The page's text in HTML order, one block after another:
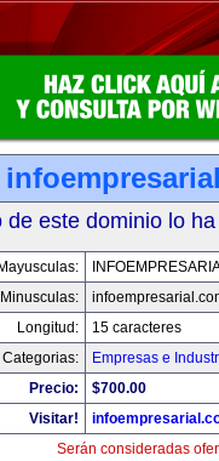
de este dominio lo
Mayusculas:
Minusculas:
Longitud:
15 caracteres
Categorias:
Empresas e
Precio:
$700.00
Visitar!
Serán consideradas